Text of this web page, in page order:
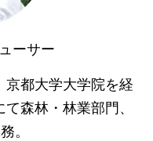
ーサー
京都大学大学院を経
森林・林業部門、
。